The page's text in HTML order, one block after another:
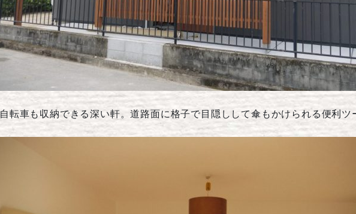
自転車も収納できる深い軒。道路面に格子で目隠しして傘もかけられる便利ツ